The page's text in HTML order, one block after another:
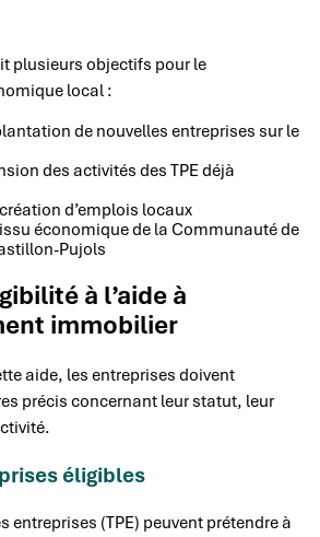
plusieurs objectifs pour le
local :
de nouvelles entreprises sur le
des activités des TPE déjà
d’emplois locaux
économique de la Communauté de
Pujols
à l’aide à
immobilier
aide, les entreprises doivent
précis concernant leur statut, leur
éligibles
entreprises (TPE) peuvent prétendre à